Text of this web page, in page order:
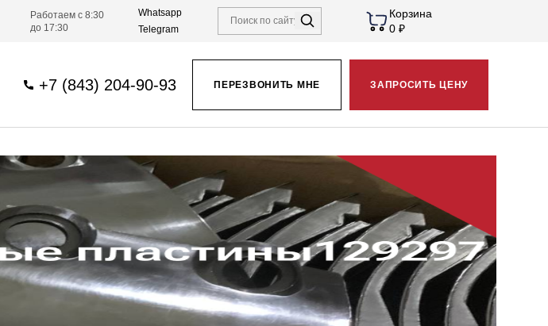
Работаем с 8:30
до 17:30
Whatsapp
Telegram
Корзина
0 ₽
+7 (843) 204-90-93 ПЕРЕЗВОНИТЬ МНЕ ЗАПРОСИТЬ ЦЕНУ